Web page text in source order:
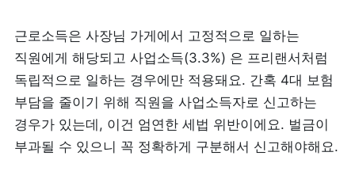
포스 무료 다운로드
근로소득은 사장님 가게에서 고정적으로 일하는
직원에게 해당되고 사업소득(3.3%) 은 프리랜서처럼
독립적으로 일하는 경우에만 적용돼요. 간혹 4대 보험
부담을 줄이기 위해 직원을 사업소득자로 신고하는
경우가 있는데, 이건 엄연한 세법 위반이에요. 벌금이
부과될 수 있으니 꼭 정확하게 구분해서 신고해야해요.